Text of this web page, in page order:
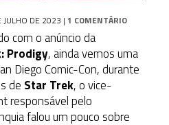
JULHO DE 2023 | 1 COMENTÁRIO
com o anúncio da
Prodigy, ainda vemos uma
Diego Comic-Con, durante
de Star Trek, o vice-
responsável pelo
falou um pouco sobre